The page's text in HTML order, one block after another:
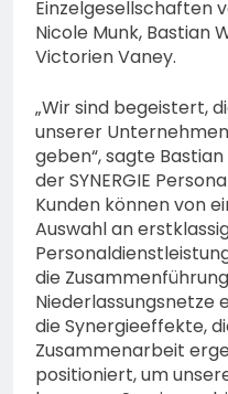
Einzelgesellschaften
Nicole Munk, Bastian
Victorien Vaney.
„Wir sind begeistert,
unserer
geben“, sagte
der SYNERGIE
Kunden können von
Auswahl an
die
Niederlassungsnetze
die Synergieeffekte,
Zusammenarbeit
positioniert, um